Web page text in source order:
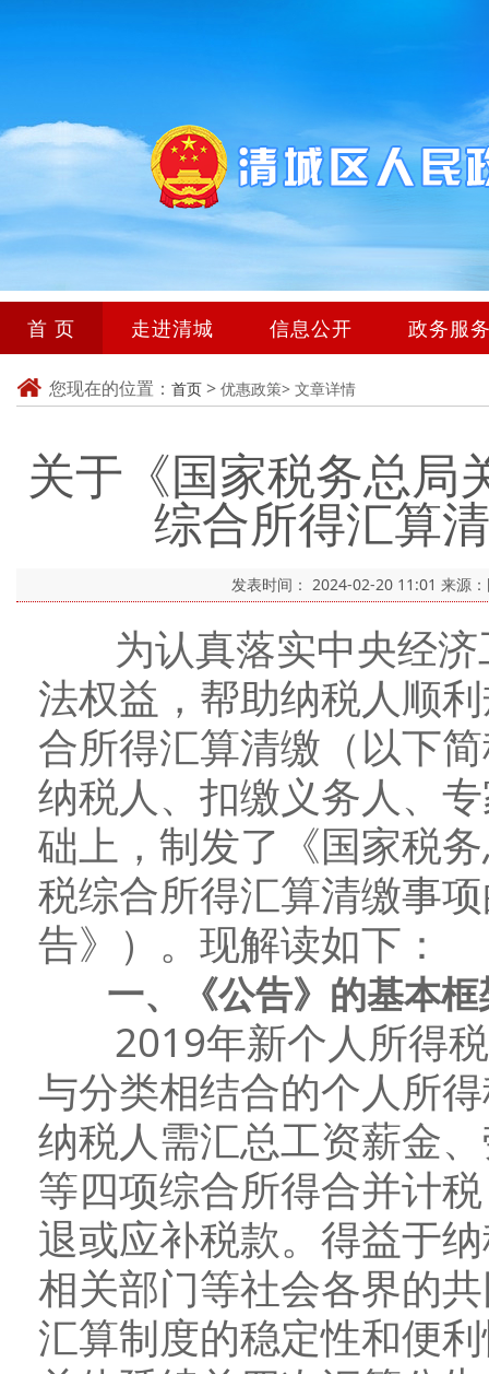
首 页 走进清城 信息公开 政务服
您现在的位置： 首页 > 优惠政策> 文章详情
关于《国家税务总局
综合所得汇算
发表时间： 2024-02-20 11:01 来源
为认真落实中央经济
法权益，帮助纳税人顺
合所得汇算清缴（以下
纳税人、扣缴义务人、
础上，制发了《国家税
税综合所得汇算清缴事
告》）。现解读如下：
一、《公告》的基本框
2019年新个人所得税
与分类相结合的个人所
纳税人需汇总工资薪金
等四项综合所得合并计
退或应补税款。得益于
相关部门等社会各界的
汇算制度的稳定性和便